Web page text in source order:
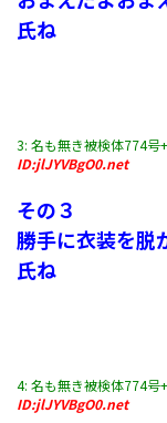
氏ね
3: 名も無き被検体774
ID:jlJYVBgO0.net
その３
勝手に衣装を脱
氏ね
4: 名も無き被検体774
ID:jlJYVBgO0.net